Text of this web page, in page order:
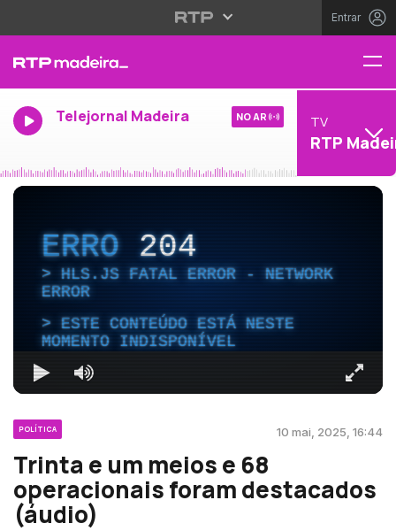
Entrar
Telejornal Madeira NO AR TV
RTP
ERRO204
HLS.JS FATAL ERROR - NETWORK
ERROR
ESTE CONTEÚDO ESTÁ NESTE
MOMENTO INDISPONÍVEL
POLÍTICA 10 mai, 2025, 16:44
Trinta e um meios e 68
operacionais foram destacados
(áudio)